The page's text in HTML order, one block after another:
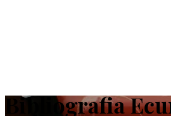
Bibliografia